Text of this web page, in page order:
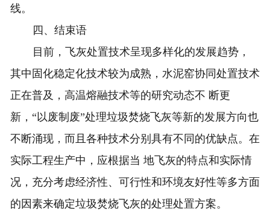
线。
四、结束语
目前，飞灰处置技术呈现多样化的发展趋势，
其中固化稳定化技术较为成熟，水泥窑协同处置技术
正在普及，高温熔融技术等的研究动态不 断更
新，“以废制废”处理垃圾焚烧飞灰等新的发展方向也
不断涌现，而且各种技术分别具有不同的优缺点。在
实际工程生产中，应根据当 地飞灰的特点和实际情
况，充分考虑经济性、可行性和环境友好性等多方面
的因素来确定垃圾焚烧飞灰的处理处置方案。